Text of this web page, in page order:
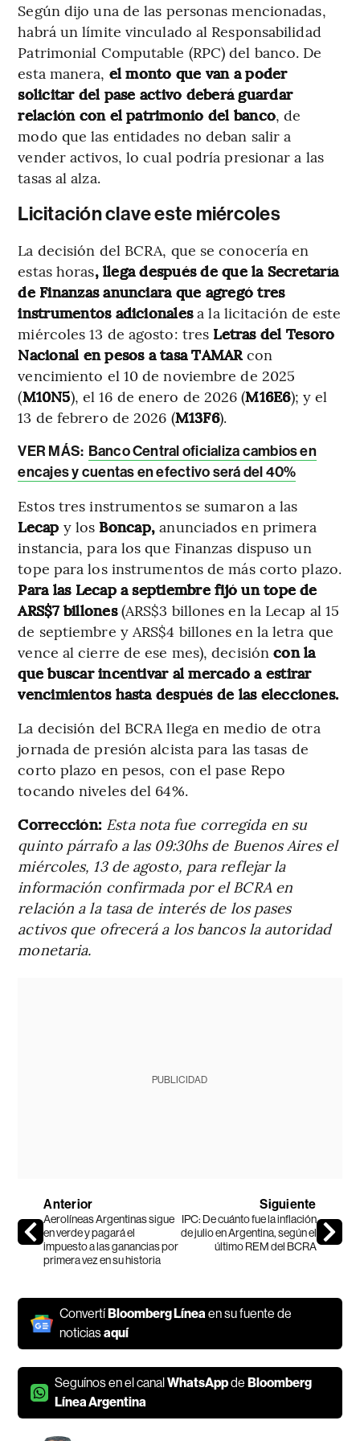
Según dijo una de las personas mencionadas,
habrá un límite vinculado al Responsabilidad
Patrimonial Computable (RPC) del banco. De
esta manera, el monto que van a poder
solicitar del pase activo deberá guardar
relación con el patrimonio del banco, de
modo que las entidades no deban salir a
vender activos, lo cual podría presionar a las
tasas al alza.
Licitación clave este miércoles
La decisión del BCRA, que se conocería en
estas horas, llega después de que la Secretaría
de Finanzas anunciara que agregó tres
instrumentos adicionalesa la licitación de este
miércoles 13 de agosto: tres Letras del Tesoro
Nacional en pesos a tasa TAMARcon
vencimiento el 10 de noviembre de 2025
(M10N5), el 16 de enero de 2026 (M16E6); y el
13 de febrero de 2026 (M13F6).
VER MÁS: Banco Central oficializa cambios en
encajes y cuentas en efectivo será del 40%
Estos tres instrumentos se sumaron a las
Lecap y los Boncap,anunciados en primera
instancia, para los que Finanzas dispuso un
tope para los instrumentos de más corto plazo.
Para las Lecap a septiembre fijó un tope de
ARS$7 billones(ARS$3 billones en la Lecap al 15
de septiembre y ARS$4 billones en la letra que
vence al cierre de ese mes), decisióncon la
que buscar incentivar al mercado a estirar
vencimientos hasta después de las elecciones.
La decisión del BCRA llega en medio de otra
jornada de presión alcista para las tasas de
corto plazo en pesos, con el pase Repo
tocando niveles del 64%.
Corrección: Esta nota fue corregida en su
quinto párrafo a las 09:30hs de Buenos Aires el
miércoles, 13 de agosto, para reflejar la
información confirmada por el BCRA en
relación a la tasa de interés de los pases
activos que ofrecerá a los bancos la autoridad
monetaria.
PUBLICIDAD
Anterior
Aerolíneas Argentinas sigue
en verde y pagará el
impuesto a las ganancias por
primera vez en su historia
Siguiente
IPC: De cuánto fue la inflación
de julio en Argentina, según el
último REM del BCRA
ConvertíBloomberg Líneaen su fuente de
noticiasaquí
Seguínos en el canalWhatsAppdeBloomberg
Línea Argentina